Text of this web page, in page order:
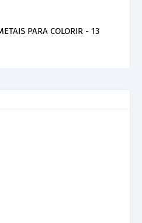
PARA COLORIR - 13